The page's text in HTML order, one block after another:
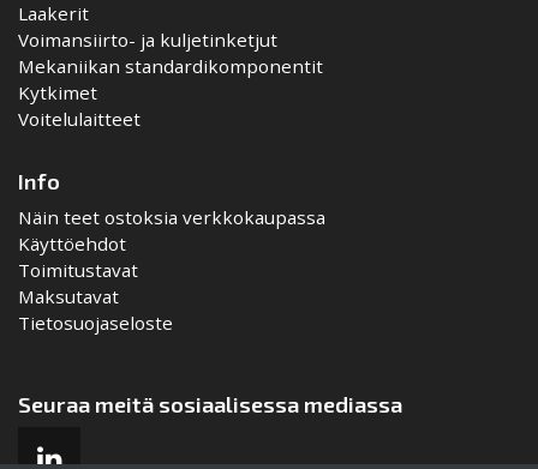
Laakerit
Voimansiirto- ja kuljetinketjut
Mekaniikan standardikomponentit
Kytkimet
Voitelulaitteet
Info
Näin teet ostoksia verkkokaupassa
Käyttöehdot
Toimitustavat
Maksutavat
Tietosuojaseloste
Seuraa meitä sosiaalisessa mediassa